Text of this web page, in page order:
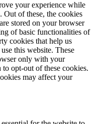
your experience while
Out of these, the cookies
stored on your browser
of basic functionalities of
cookies that help us
this website. These
only with your
opt-out of these cookies.
may affect your